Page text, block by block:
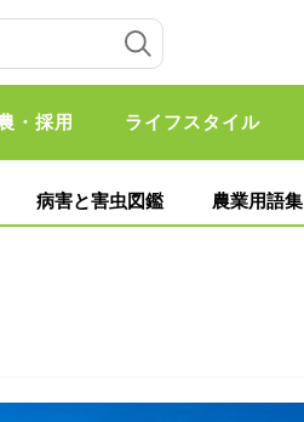
・採用 ライフスタイル
病害と害虫図鑑 農業用語集